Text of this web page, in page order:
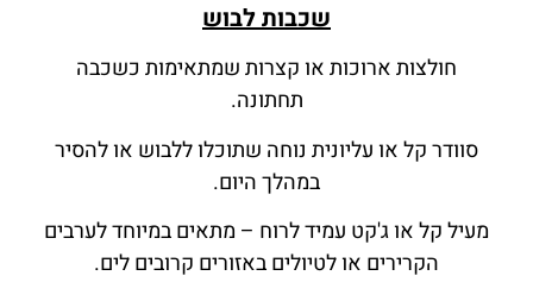
שכבות לבוש
חולצות ארוכות או קצרות שמתאימות כשכבה
תחתונה.
סוודר קל או עליונית נוחה שתוכלו ללבוש או להסיר
במהלך היום.
מעיל קל או ג'קט עמיד לרוח – מתאים במיוחד לערבים
הקרירים או לטיולים באזורים קרובים לים.